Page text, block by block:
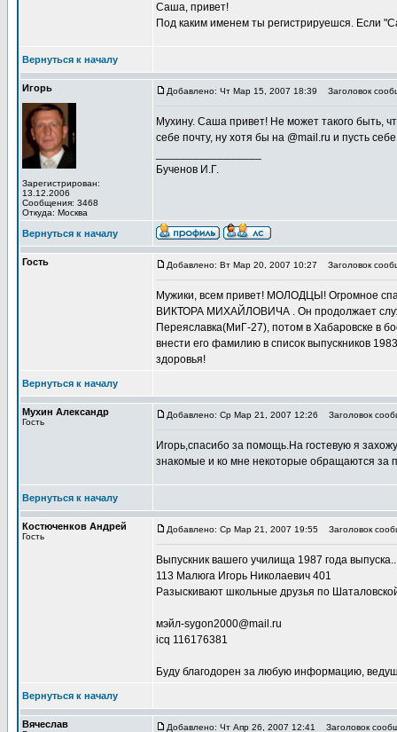
Саша, привет!
Под каким именем ты регистрируешся. Если
Вернуться к началу
Игорь
Зарегистрирован:
13.12.2006
Сообщения: 3468
Откуда: Москва
Добавлено: Чт Мар 15, 2007 18:39 Заголовок
Мухину. Саша привет! Не может такого быть,
себе почту, ну хотя бы на @mail.ru и пусть
Бученов И.Г.
Вернуться к началу
Гость Добавлено: Вт Мар 20, 2007 10:27 Заголовок
Мужики, всем привет! МОЛОДЦЫ! Огромное
ВИКТОРА МИХАЙЛОВИЧА . Он продолжает
Переяславка(МиГ-27), потом в Хабаровске в
внести его фамилию в список выпускников
здоровья!
Вернуться к началу
Мухин Александр
Гость
Добавлено: Ср Мар 21, 2007 12:26 Заголовок
Игорь,спасибо за помощь.На гостевую я
знакомые и ко мне некоторые обращаются за
Вернуться к началу
Костюченков Андрей
Гость
Добавлено: Ср Мар 21, 2007 19:55 Заголовок
Выпускник вашего училища 1987 года выпуска..
113 Малюга Игорь Николаевич 401
Разыскивают школьные друзья по
мэйл-sygon2000@mail.ru
icq 116176381
Буду благодорен за любую информацию,
Вернуться к началу
Вячеслав Добавлено: Чт Апр 26, 2007 12:41 Заголовок